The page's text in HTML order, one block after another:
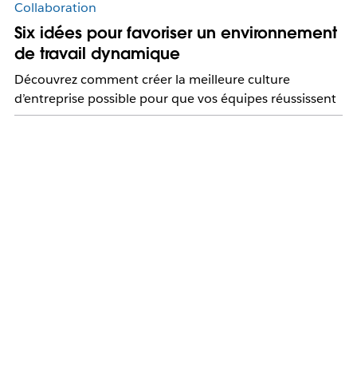
Collaboration
Six idées pour favoriser un environnement
de travail dynamique
Découvrez comment créer la meilleure culture
d’entreprise possible pour que vos équipes réussissent